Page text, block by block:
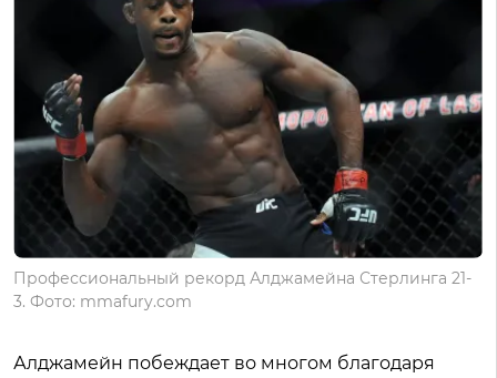
Профессиональный рекорд Алджамейна Стерлинга 21-
3. Фото: mmafury.com
Алджамейн побеждает во многом благодаря